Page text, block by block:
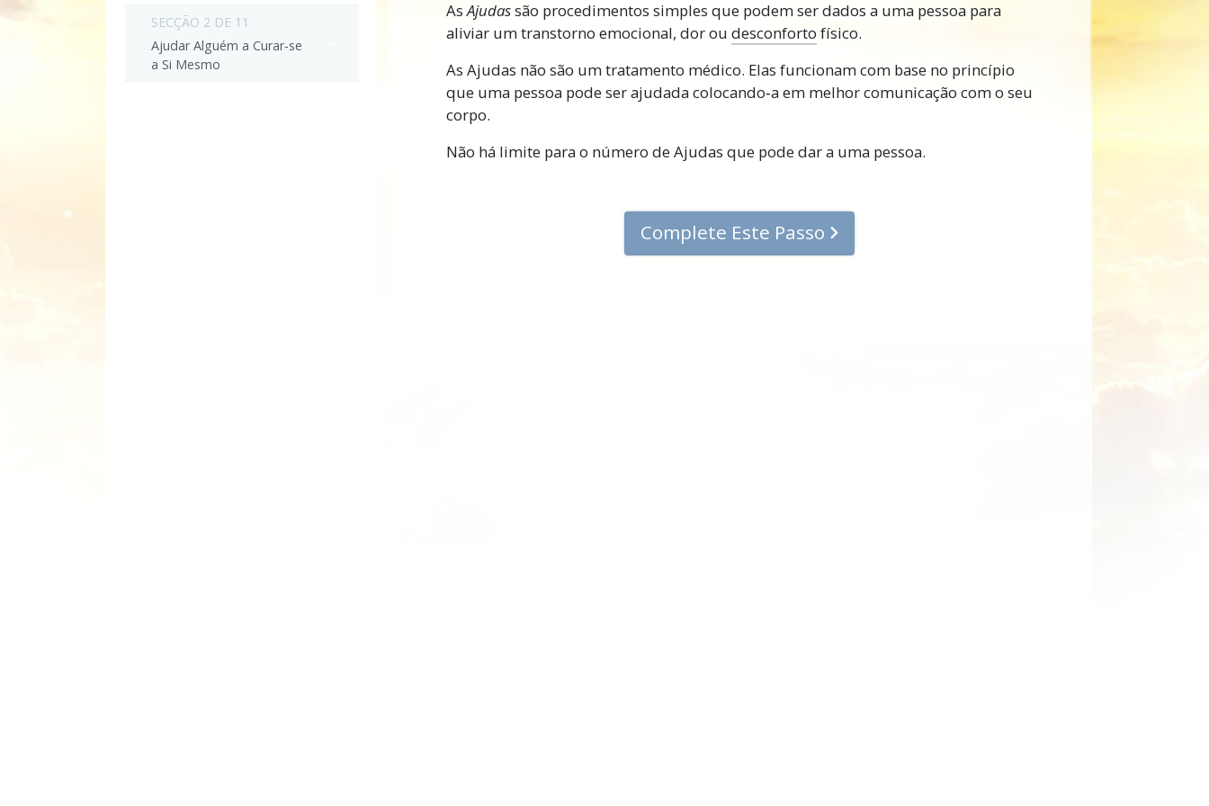
SECÇÃO 2 DE 11
Ajudar Alguém a Curar‑se
a Si Mesmo
L. Ron Hubbard desenvolveu inúmeras aplicações para os aspetos físicos e
mentais de dificuldades duma pessoa e uma delas foi as Ajudas.
Existem muitos tipos de Ajudas e várias das mais amplamente usadas estão
incluídas neste curso para você aprender a aplicar e ajudar as pessoas à sua
volta.
Nota Importante
palavra que não compreenda totalmente. A única razão pela qual uma pessoa
desiste dum estudo ou fica confusa ou incapaz de aprender é porque deixou
passar uma palavra que não foi compreendida.Mais
AsAjudassão procedimentos simples que podem ser dados a uma pessoa para
aliviar um transtorno emocional, dor ou desconforto físico.
As Ajudas não são um tratamento médico. Elas funcionam com base no princípio
que uma pessoa pode ser ajudada colocando‑a em melhor comunicação com o seu
corpo.
Não há limite para o número de Ajudas que pode dar a uma pessoa.
Complete Este Passo